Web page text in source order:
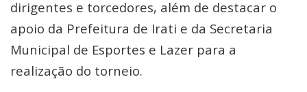
dirigentes e torcedores, além de destacar o
apoio da Prefeitura de Irati e da Secretaria
Municipal de Esportes e Lazer para a
realização do torneio.